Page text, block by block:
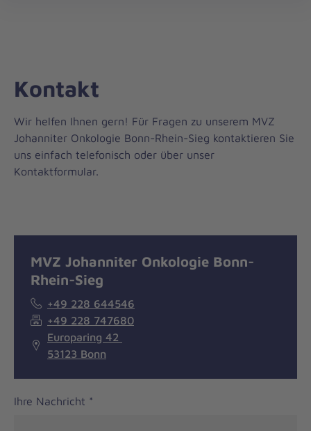
Kontakt
Wir helfen Ihnen gern! Für Fragen zu unserem MVZ
Johanniter Onkologie Bonn-Rhein-Sieg kontaktieren Sie
uns einfach telefonisch oder über unser
Kontaktformular.
MVZ Johanniter Onkologie Bonn-
Rhein-Sieg
+49 228 644546
+49 228 747680
Europaring 42
53123 Bonn
Ihre Nachricht *